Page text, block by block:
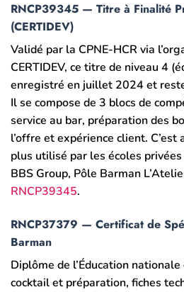
RNCP39345 — Titre à Finalité
(CERTIDEV)
Validé par la CPNE-HCR via
CERTIDEV, ce titre de niveau 4
enregistré en juillet 2024 et
Il se compose de 3 blocs de
service au bar, préparation des
l’offre et expérience client. C’est
plus utilisé par les écoles privées
BBS Group, Pôle Barman
RNCP39345.
RNCP37379 — Certificat de
Barman
Diplôme de l’Éducation
cocktail et préparation, fiches